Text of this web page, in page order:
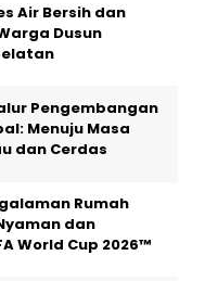
Air Bersih dan
Dusun
Pengembangan
Menuju Masa
dan Cerdas
Rumah
dan
World Cup 2026™